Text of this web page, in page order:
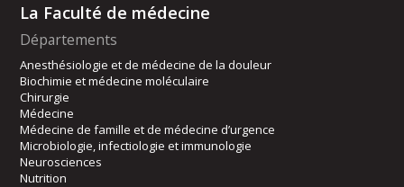
La Faculté de médecine
Départements
Anesthésiologie et de médecine de la douleur
Biochimie et médecine moléculaire
Chirurgie
Médecine
Médecine de famille et de médecine d’urgence
Microbiologie, infectiologie et immunologie
Neurosciences
Nutrition